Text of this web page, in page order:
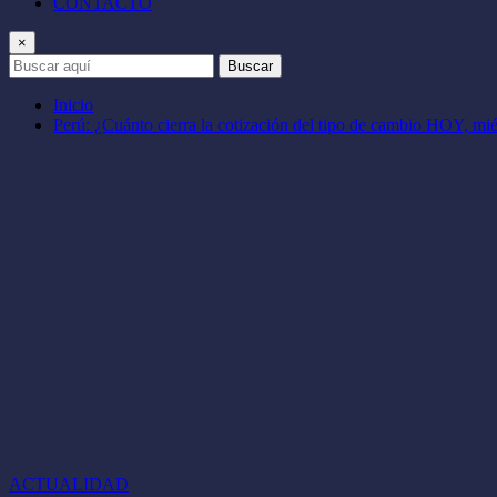
×
Buscar
Inicio
Perú: ¿Cuánto cierra la cotización del tipo de cambio HOY,
ACTUALIDAD